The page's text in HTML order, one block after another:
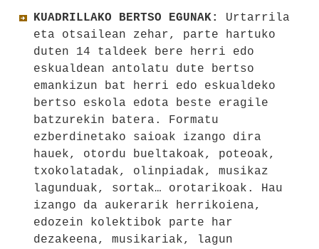
KUADRILLAKO BERTSO EGUNAK:
Urtarrila
eta otsailean zehar, parte hartuko
duten 14 taldeek bere herri edo
eskualdean antolatu dute bertso
emankizun bat herri edo eskualdeko
bertso eskola edota beste eragile
batzurekin batera. Formatu
ezberdinetako saioak izango dira
hauek, otordu bueltakoak, poteoak,
txokolatadak, olinpiadak, musikaz
lagunduak, sortak… orotarikoak. Hau
izango da aukerarik herrikoiena,
edozein kolektibok parte har
dezakeena, musikariak, lagun